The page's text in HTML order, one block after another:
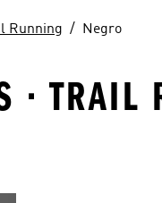
Running Negro
· TRAIL